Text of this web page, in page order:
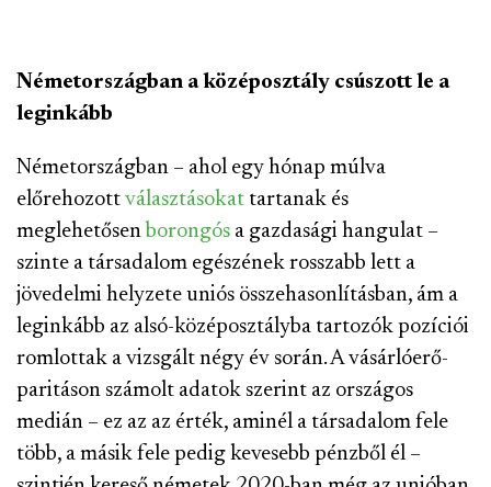
Németországban a középosztály csúszott le a
leginkább
Németországban – ahol egy hónap múlva
előrehozott választásokat tartanak és
meglehetősen borongós a gazdasági hangulat –
szinte a társadalom egészének rosszabb lett a
jövedelmi helyzete uniós összehasonlításban, ám a
leginkább az alsó-középosztályba tartozók pozíciói
romlottak a vizsgált négy év során. A vásárlóerő-
paritáson számolt adatok szerint az országos
medián – ez az az érték, aminél a társadalom fele
több, a másik fele pedig kevesebb pénzből él –